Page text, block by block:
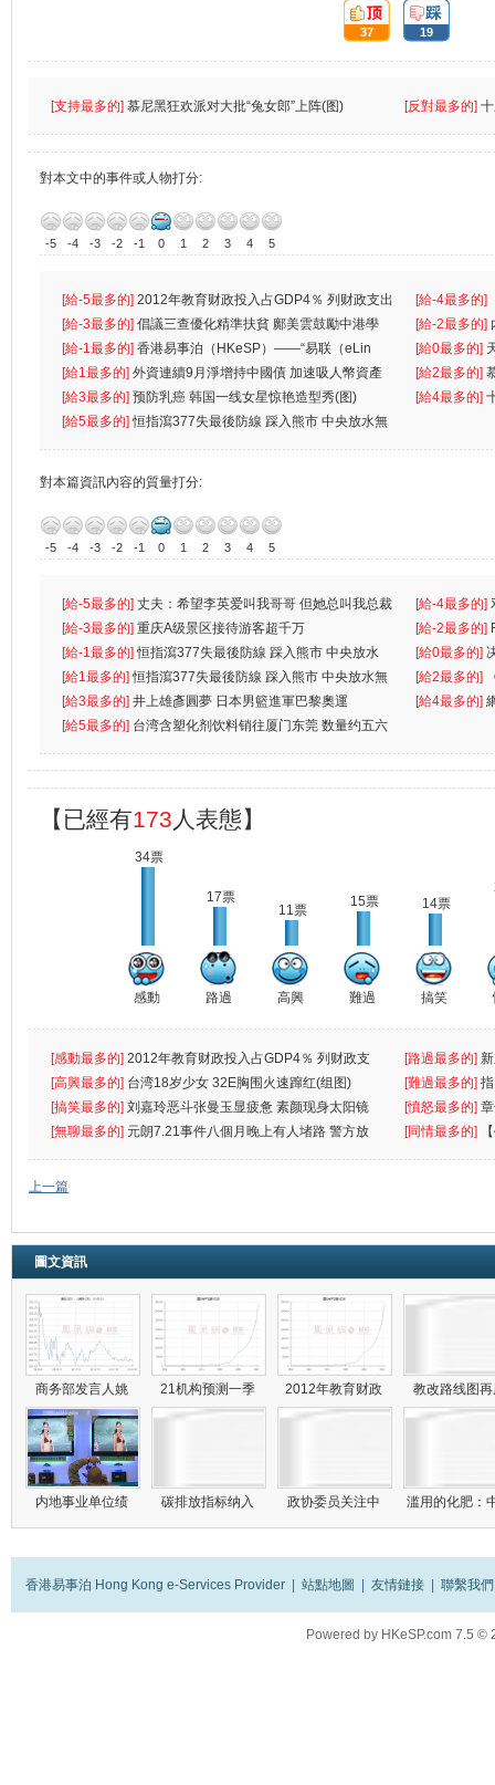
頂:
37
踩:
19
[支持最多的] 慕尼黑狂欢派对大批“兔女郎”上阵(图) [反對最多的]
對本文中的事件或人物打分:
-5 -4 -3 -2 -1 0 1 2 3 4 5
[給-5最多的] 2012年教育财政投入占GDP4％ 列财政支出
首位
[給-4最多的]
一
[給-3最多的] 倡議三查優化精準扶貧 鄺美雲鼓勵中港學
生
[給-2最多的]
人
[給-1最多的] 香港易事泊（HKeSP）——“易联（eLin
k）”项目
[給0最多的]
[給1最多的] 外資連續9月淨增持中國債 加速吸人幣資產 [給2最多的]
[給3最多的] 预防乳癌 韩国一线女星惊艳造型秀(图) [給4最多的]
[給5最多的]恒指瀉377失最後防線 踩入熊市 中央放水無
對本篇資訊內容的質量打分:
-5 -4 -3 -2 -1 0 1 2 3 4 5
[給-5最多的] 丈夫：希望李英爱叫我哥哥 但她总叫我总裁
先
[給-4最多的]
离
[給-3最多的] 重庆A级景区接待游客超千万 [給-2最多的]
[給-1最多的]恒指瀉377失最後防線 踩入熊市 中央放水
無
[給0最多的]
[給1最多的]恒指瀉377失最後防線 踩入熊市 中央放水無 [給2最多的]
[給3最多的] 井上雄彥圓夢 日本男籃進軍巴黎奧運 [給4最多的]
[給5最多的] 台湾含塑化剂饮料销往厦门东莞 数量约五六
【已經有173 人表態】
34票
感動
17票
路過
11票
高興
15票
難過
14票
搞笑
[感動最多的] 2012年教育财政投入占GDP4％ 列财政支
出首位
[路過最多的]
[高興最多的] 台湾18岁少女 32E胸围火速蹿红(组图) [難過最多的]
罪
[搞笑最多的] 刘嘉玲恶斗张曼玉显疲惫 素颜现身太阳镜
遮
[憤怒最多的]
[無聊最多的] 元朗7.21事件八個月晚上有人堵路 警方放
[同情最多的]
上一篇
圖文資訊
商务部发言人姚 21机构预测一季 2012年教育财政 教改路线图
内地事业单位绩 碳排放指标纳入 政协委员关注中 滥用的化肥：
香港易事泊 Hong Kong e-Services Provider | 站點地圖 | 友情鏈接 | 聯繫我們
Powered by HKeSP.com 7.5 ©